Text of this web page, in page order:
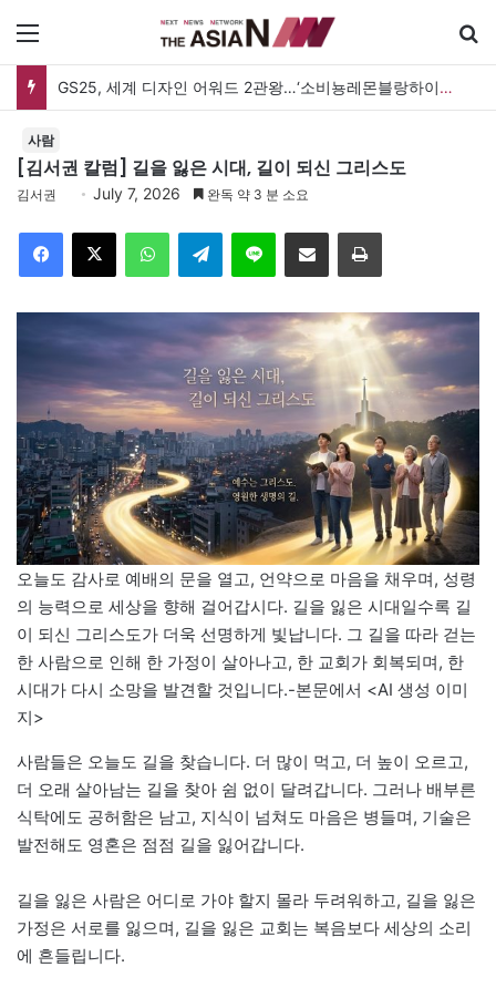
메뉴
GS25, 세계 디자인 어워드 2관왕…‘소비뇽레몬블랑하이볼’ 디자인 경쟁력 인정
사람
[김서권 칼럼] 길을 잃은 시대, 길이 되신 그리스도
김서권 July 7, 2026 완독 약 3 분 소요
Facebook
X WhatsAppTelegramLine 이메일 인쇄
오늘도 감사로 예배의 문을 열고, 언약으로 마음을 채우며, 성령
의 능력으로 세상을 향해 걸어갑시다. 길을 잃은 시대일수록 길
이 되신 그리스도가 더욱 선명하게 빛납니다. 그 길을 따라 걷는
한 사람으로 인해 한 가정이 살아나고, 한 교회가 회복되며, 한
시대가 다시 소망을 발견할 것입니다.-본문에서 <AI 생성 이미
지>
사람들은 오늘도 길을 찾습니다. 더 많이 먹고, 더 높이 오르고,
더 오래 살아남는 길을 찾아 쉼 없이 달려갑니다. 그러나 배부른
식탁에도 공허함은 남고, 지식이 넘쳐도 마음은 병들며, 기술은
발전해도 영혼은 점점 길을 잃어갑니다.
길을 잃은 사람은 어디로 가야 할지 몰라 두려워하고, 길을 잃은
가정은 서로를 잃으며, 길을 잃은 교회는 복음보다 세상의 소리
에 흔들립니다.